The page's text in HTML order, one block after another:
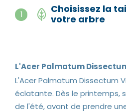
1
Choisissez la
votre arbre
L'Acer Palmatum
L'Acer Palmatum Dissectum
éclatante. Dès le printemps,
de l'été, avant de prendre